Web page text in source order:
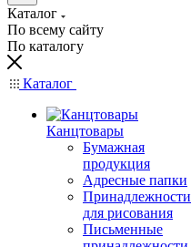
Каталог
По всему сайту
По каталогу
Каталог
Канцтовары
Бумажная
продукция
Адресные папки
Принадлежности
для рисования
Письменные